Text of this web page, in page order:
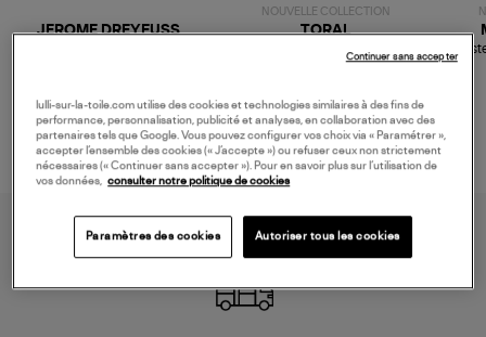
JEROME DREYFUSS
NOUVELLE COLLECTION
TORAL
Mousse
lulli-sur-la-toile.com utilise des cookies et technologies similaires à des fins de
performance, personnalisation, publicité et analyses, en collaboration avec des
partenaires tels que Google. Vous pouvez configurer vos choix via « Paramétrer »,
accepter l’ensemble des cookies (« J’accepte ») ou refuser ceux non strictement
nécessaires (« Continuer sans accepter »). Pour en savoir plus sur l’utilisation de
vos données, consulter notre politique de cookies
Paramètres des cookies Autoriser tous les cookies
Continuer sans accepter